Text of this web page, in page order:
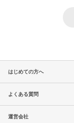
はじめての方へ
よくある質問
運営会社